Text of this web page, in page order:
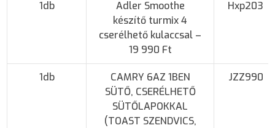
1db
Adler Smoothe
készítő turmix 4
cserélhető kulaccsal –
19 990 Ft
Hxp203
1db
CAMRY 6AZ 1BEN
SÜTŐ, CSERÉLHETŐ
SÜTŐLAPOKKAL
(TOAST SZENDVICS,
JZZ990